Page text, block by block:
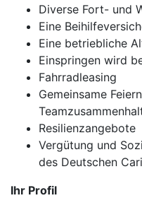
Diverse Fort- und
Eine
Eine betriebliche
Einspringen wird
Fahrradleasing
Gemeinsame
Resilienzangebote
Vergütung und
des Deutschen
Ihr Profil